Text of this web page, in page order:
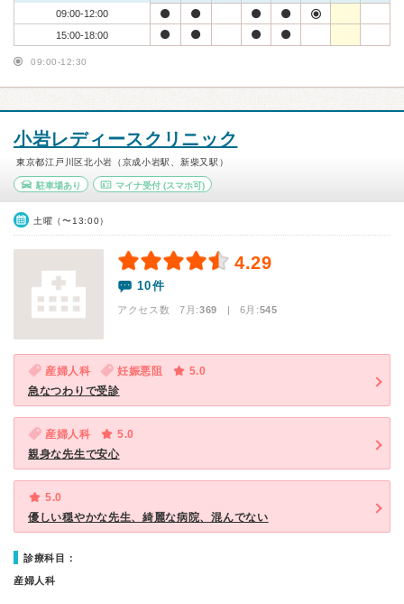
09:00-12:00
15:00-18:00
09:00-12:30
小岩レディースクリニック
東京都江戸川区北小岩（京成小岩駅、新柴又駅）
駐車場あり マイナ受付(スマホ可)
土曜（〜13:00）
4.29
10件
アクセス数 7月:369 | 6月:545
産婦人科 妊娠悪阻
5.0
急なつわりで受診
産婦人科
5.0
親身な先生で安心
5.0
優しい穏やかな先生、綺麗な病院、混んでない
診療科目：
産婦人科